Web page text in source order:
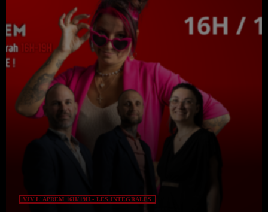
VIV'L'APREM 16H/19H - LES INTÉGRALES